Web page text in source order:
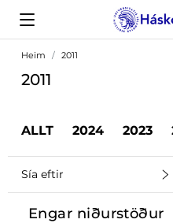
Heim 2011
2011
ALLT 2024 2023
Sía eftir
Engar niðurstöður